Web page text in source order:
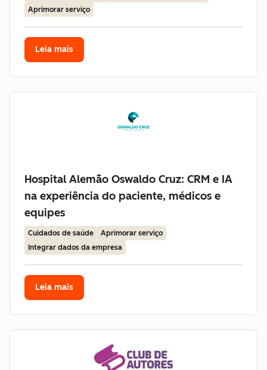
Aprimorar serviço
Leia mais
Hospital Alemão Oswaldo Cruz: CRM e IA
na experiência do paciente, médicos e
equipes
Cuidados de saúde
Aprimorar serviço
Integrar dados da empresa
Leia mais